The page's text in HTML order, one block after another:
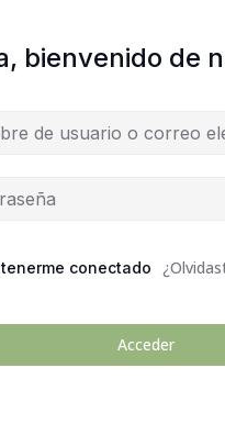
bienvenido de
conectado
Acceder